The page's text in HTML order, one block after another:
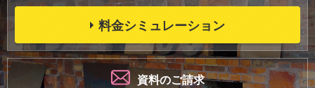
料金シミュレーション
資料のご請求